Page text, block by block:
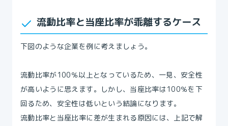
流動比率と当座比率が乖離するケース
下図のような企業を例に考えましょう。
流動比率が100％以上となっているため、一見、安全性
が高いように思えます。しかし、当座比率は100％を下
回るため、安全性は低いという結論になります。
流動比率と当座比率に差が生まれる原因には、上記で解